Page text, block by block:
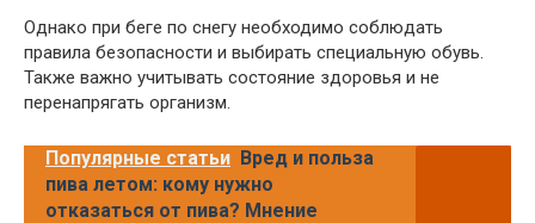
Однако при беге по снегу необходимо соблюдать
правила безопасности и выбирать специальную обувь.
Также важно учитывать состояние здоровья и не
перенапрягать организм.
Популярные статьи Вред и польза
пива летом: кому нужно
отказаться от пива? Мнение